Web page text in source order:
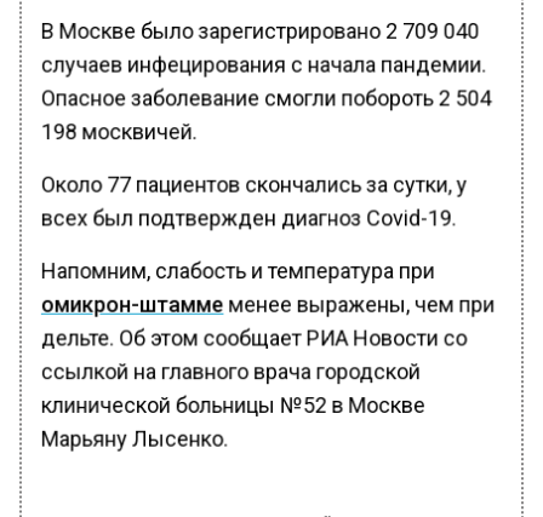
В Москве было зарегистрировано 2 709 040
случаев инфецирования с начала пандемии.
Опасное заболевание смогли побороть 2 504
198 москвичей.
Около 77 пациентов скончались за сутки, у
всех был подтвержден диагноз Covid-19.
Напомним, слабость и температура при
омикрон-штамме менее выражены, чем при
дельте. Об этом сообщает РИА Новости со
ссылкой на главного врача городской
клинической больницы №52 в Москве
Марьяну Лысенко.